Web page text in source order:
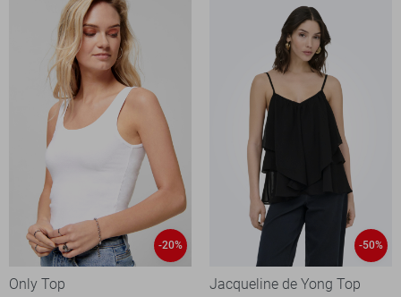
-20%
Only Top
-50%
Jacqueline de Yong Top